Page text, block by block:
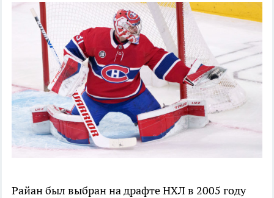
Райан был выбран на драфте НХЛ в 2005 году